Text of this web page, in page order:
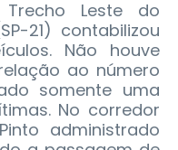
Leste do
21) contabilizou
Não houve
ao número
somente uma
No corredor
administrado